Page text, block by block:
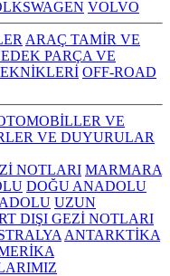
VOLVO
ARAÇ TAMİR VE
PARÇA VE
OFF-ROAD
VE
VE DUYURULAR
NOTLARI MARMARA
DOĞU ANADOLU
UZUN
DIŞI GEZİ NOTLARI
ANTARKTİKA